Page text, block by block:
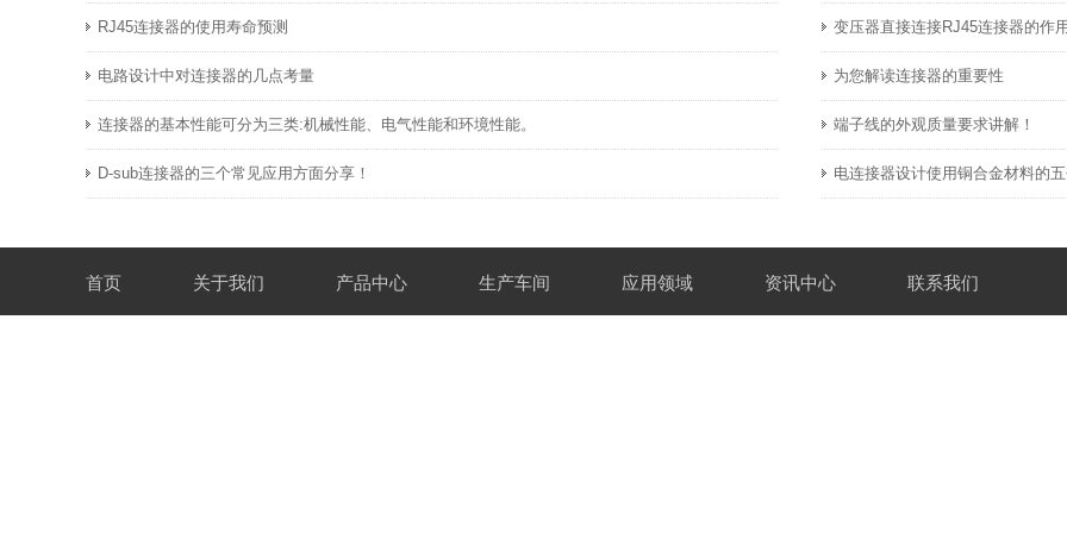
RJ45连接器的使用寿命预测 变压器直接连接RJ45连接器的作用
电路设计中对连接器的几点考量 为您解读连接器的重要性
连接器的基本性能可分为三类:机械性能、电气性能和环境性能。 端子线的外观质量要求讲解！
D-sub连接器的三个常见应用方面分享！ 电连接器设计使用铜合金材料的五
首页 关于我们 产品中心 生产车间 应用领域 资讯中心 联系我们